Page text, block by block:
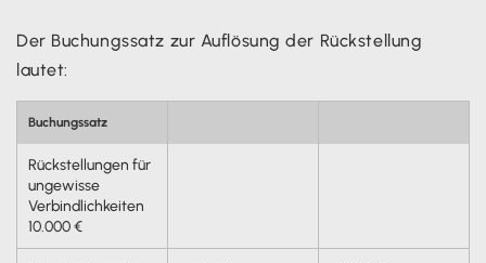
Der Buchungssatz zur Auflösung der Rückstellung
lautet:
Buchungssatz
Rückstellungen für
ungewisse
Verbindlichkeiten
10.000 €